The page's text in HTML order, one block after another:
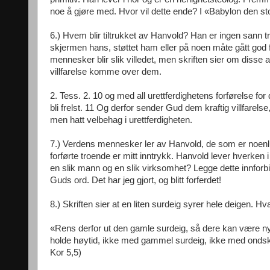
noe å gjøre med. Hvor vil dette ende? I «Babylon den
6.) Hvem blir tiltrukket av Hanvold? Han er ingen sann
skjermen hans, støttet ham eller på noen måte gått
mennesker blir slik villedet, men skriften sier om disse
villfarelse komme over dem.
2. Tess. 2. 10 og med all urettferdighetens forførelse
bli frelst. 11 Og derfor sender Gud dem kraftig
men hatt velbehag i urettferdigheten.
7.) Verdens mennesker ler av Hanvold, de som er
forførte troende er mitt inntrykk. Hanvold lever
en slik mann og en slik virksomhet? Legge dette
Guds ord. Det har jeg gjort, og blitt forferdet!
8.) Skriften sier at en liten surdeig syrer hele deigen.
«Rens derfor ut den gamle surdeig, så dere kan være
holde høytid, ikke med gammel surdeig, ikke med
Kor 5,5)